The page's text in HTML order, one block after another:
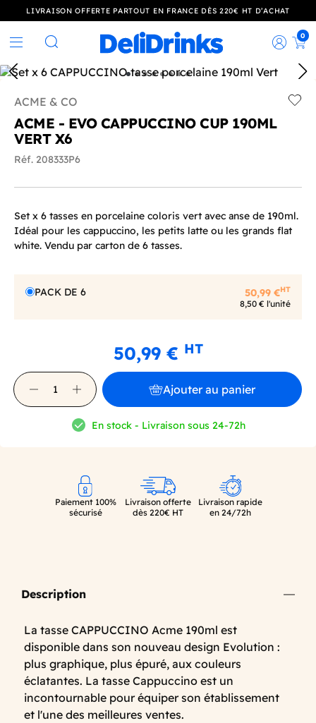
LIVRAISON OFFERTE PARTOUT EN FRANCE DÈS 220€ HT D’ACHAT
Rechercher
0
ACME & CO
ACME - EVO CAPPUCCINO CUP 190ML
VERT X6
Réf. 208333P6
Set x 6 tasses en porcelaine coloris vert avec anse de 190ml.
Idéal pour les cappuccino, les petits latte ou les grands flat
white. Vendu par carton de 6 tasses.
PACK DE 6 50,99 €HT
8,50 € l'unité
50,99 € HT
Ajouter au panier
En stock - Livraison sous 24-72h
Paiement 100%
sécurisé
Livraison offerte
dès 220€ HT
Livraison rapide
en 24/72h
Description
La tasse CAPPUCCINO Acme 190ml est
disponible dans son nouveau design Evolution :
plus graphique, plus épuré, aux couleurs
éclatantes. La tasse Cappuccino est un
incontournable pour équiper son établissement
et l'une des meilleures ventes.